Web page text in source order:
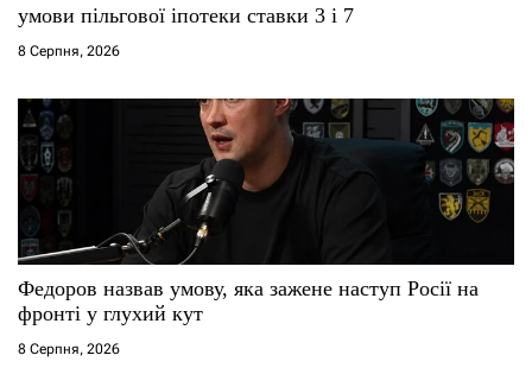
умови пільгової іпотеки ставки 3 і 7
8 Серпня, 2026
Федоров назвав умову, яка зажене наступ Росії на
фронті у глухий кут
8 Серпня, 2026